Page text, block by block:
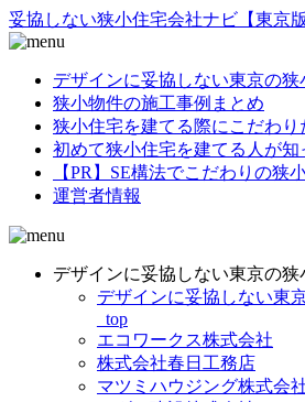
妥協 しない狭小住宅会社ナビ 【東京
デザインに妥協しない東京の狭
狭小物件の施工事例まとめ
狭小住宅を建てる際にこだわり
初めて狭小住宅を建てる人が知
【PR】SE構法でこだわりの狭
運営者情報
デザインに妥協しない東京の狭
デザインに妥協しない東
_top
エコワークス株式会社
株式会社春日工務店
マツミハウジング株式会